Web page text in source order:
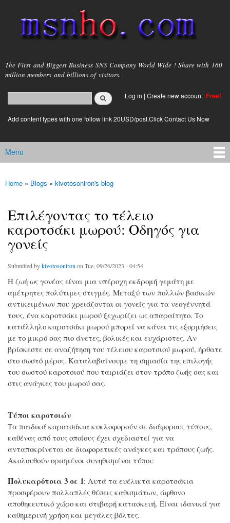
main
content
msnho.com
The First and Biggest Business SNS Company World Wide ! Share with 160
million members and billions of visitors.
Search form
login link
Log in | Create new account Free!
Add content types with one follow link 20USD/post.Click Contact Us Now
Main menu
Menu
You are here
Home » Blogs » kivotosoniron's blog
Επιλέγοντας το τέλειο
καροτσάκι μωρού: Οδηγός για
γονείς
Submitted bykivotosoniron on Tue, 09/26/2023 - 04:54
Η ζωή ως γονέας είναι μια υπέροχη εκδρομή γεμάτη με
αμέτρητες πολύτιμες στιγμές. Μεταξύ των πολλών βασικών
αντικειμένων που χρειάζονται οι γονείς για τα νεογέννητά
τους, ένα καροτσάκι μωρού ξεχωρίζει ως απαραίτητο. Το
κατάλληλο καροτσάκι μωρού μπορεί να κάνει τις εξορμήσεις
με το μικρό σας πιο άνετες, βολικές και ευχάριστες. Αν
βρίσκεστε σε αναζήτηση του τέλειου καροτσιού μωρού, ήρθατε
στο σωστό μέρος. Καταλαβαίνουμε τη σημασία της επιλογής
του σωστού καροτσιού που ταιριάζει στον τρόπο ζωής σας και
στις ανάγκες του μωρού σας.
Τύποι καροτσιών
Τα παιδικά καροτσάκια κυκλοφορούν σε διάφορους τύπους,
καθένας από τους οποίους έχει σχεδιαστεί για να
ανταποκρίνεται σε διαφορετικές ανάγκες και τρόπους ζωής.
Ακολουθούν ορισμένοι συνηθισμένοι τύποι:
Πολυκαρότσια 3 σε 1: Αυτά τα ευέλικτα καροτσάκια
προσφέρουν πολλαπλές θέσεις καθισμάτων, άφθονο
αποθηκευτικό χώρο και στιβαρή κατασκευή. Είναι ιδανικά για
καθημερινή χρήση και μεγάλες βόλτες.